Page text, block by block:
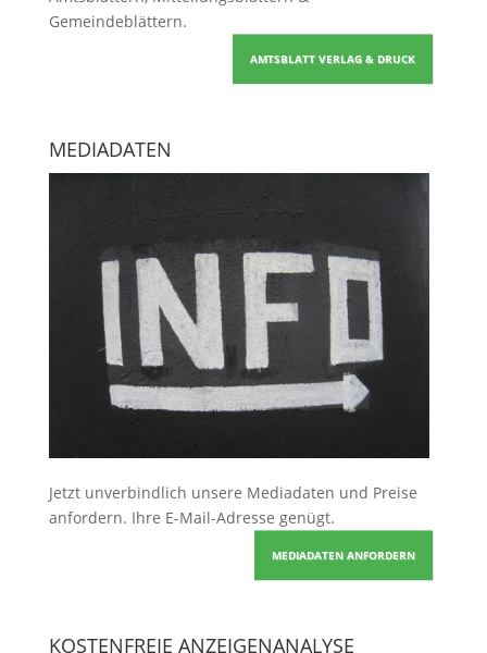
Gemeindeblättern.
AMTSBLATT VERLAG & DRUCK
MEDIADATEN
Jetzt unverbindlich unsere Mediadaten und Preise
anfordern. Ihre E-Mail-Adresse genügt.
MEDIADATEN ANFORDERN
KOSTENFREIE ANZEIGENANALYSE